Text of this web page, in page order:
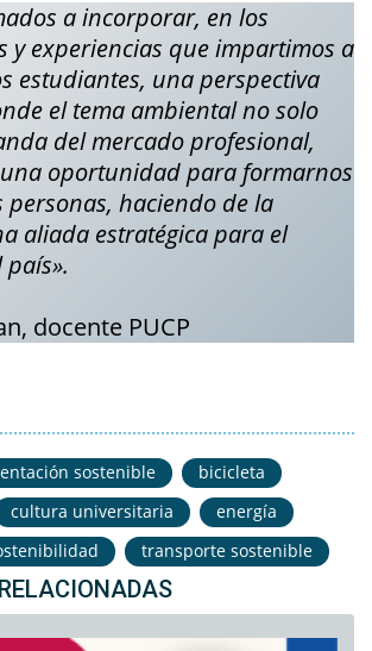
a incorporar, en los
y experiencias que impartimos a
estudiantes, una perspectiva
el tema ambiental no solo
del mercado profesional,
oportunidad para formarnos
personas, haciendo de la
aliada estratégica para el
docente PUCP
sostenible
bicicleta
cultura universitaria
energía
transporte sostenible